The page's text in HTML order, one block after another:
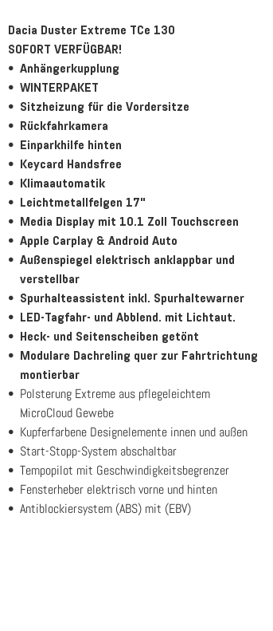
Dacia Duster Extreme TCe 130
SOFORT VERFÜGBAR!
Anhängerkupplung
WINTERPAKET
Sitzheizung für die Vordersitze
Rückfahrkamera
Einparkhilfe hinten
Keycard Handsfree
Klimaautomatik
Leichtmetallfelgen 17"
Media Display mit 10.1 Zoll Touchscreen
Apple Carplay & Android Auto
Außenspiegel elektrisch anklappbar und
verstellbar
Spurhalteassistent inkl. Spurhaltewarner
LED-Tagfahr- und Abblend. mit Lichtaut.
Heck- und Seitenscheiben getönt
Modulare Dachreling quer zur Fahrtrichtung
montierbar
Polsterung Extreme aus pflegeleichtem
MicroCloud Gewebe
Kupferfarbene Designelemente innen und außen
Start-Stopp-System abschaltbar
Tempopilot mit Geschwindigkeitsbegrenzer
Fensterheber elektrisch vorne und hinten
Antiblockiersystem (ABS) mit (EBV)